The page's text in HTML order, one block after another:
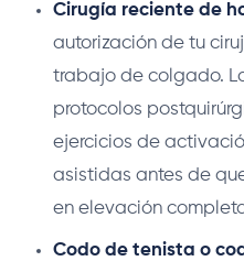
Cirugía reciente de
autorización de tu
trabajo de colgado.
protocolos
ejercicios de
asistidas antes de
en elevación
Codo de tenista o